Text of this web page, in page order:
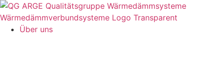
Zum
Inhalt
springenÜber uns